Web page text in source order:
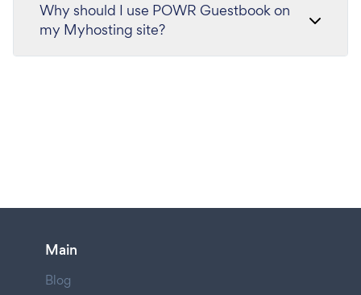
Why should I use POWR Guestbook on
my Myhosting site?
Main
Blog